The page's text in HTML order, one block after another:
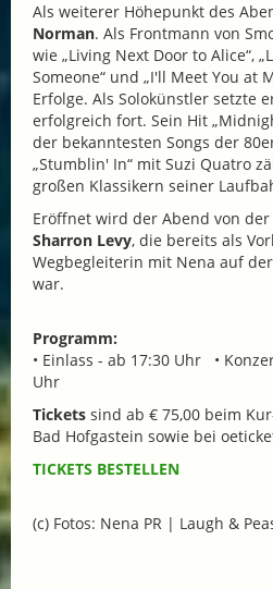
Als weiterer Höhepunkt des
Norman. Als Frontmann von
wie „Living Next Door to Alice“,
Someone“ und „I'll Meet You at
Erfolge. Als Solokünstler setzte
erfolgreich fort. Sein Hit
der bekanntesten Songs der
„Stumblin' In“ mit Suzi Quatro
großen Klassikern seiner
Eröffnet wird der Abend von
Sharron Levy, die bereits als
Wegbegleiterin mit Nena auf
war.
Programm:
• Einlass - ab 17:30 Uhr •
Uhr
Tickets sind ab € 75,00 beim
Bad Hofgastein sowie bei
TICKETS BESTELLEN
(c) Fotos: Nena PR | Laugh &